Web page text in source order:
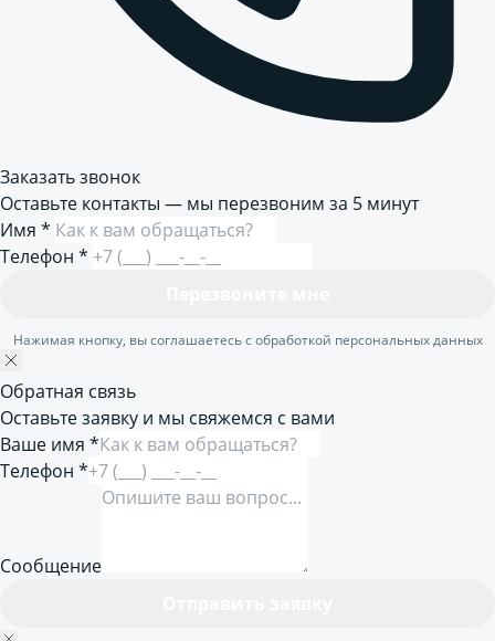
Заказать звонок
Оставьте контакты — мы перезвоним за 5 минут
Имя *
Телефон *
Нажимая кнопку, вы соглашаетесь с обработкой персональных данных
Обратная связь
Оставьте заявку и мы свяжемся с вами
Ваше имя *
Телефон *
Сообщение